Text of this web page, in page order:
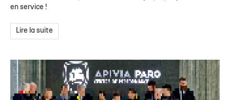
en service !
Lire la suite